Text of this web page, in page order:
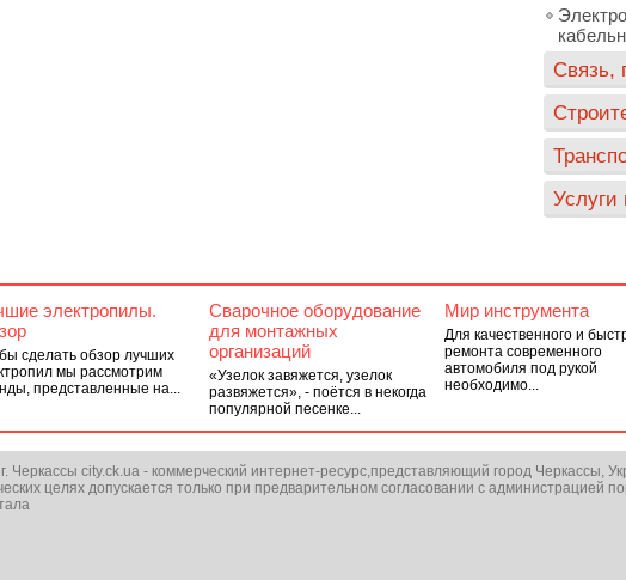
Связь,
Услуги
электропилы.
сделать обзор лучших
мы рассмотрим
представленные на...
Сварочное оборудование
для монтажных
организаций
«Узелок завяжется, узелок
развяжется», - поётся в некогда
популярной песенке...
Мир инструмента
Для качественного и
ремонта современного
автомобиля под рукой
необходимо...
city.ck.ua - коммерческий интернет-ресурс,представляющий город Черкассы,
целях допускается только при предварительном согласовании с администрацией